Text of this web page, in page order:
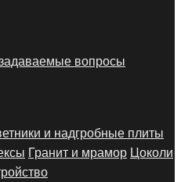
вопросы
и надгробные плиты
Гранит и мрамор Цоколи